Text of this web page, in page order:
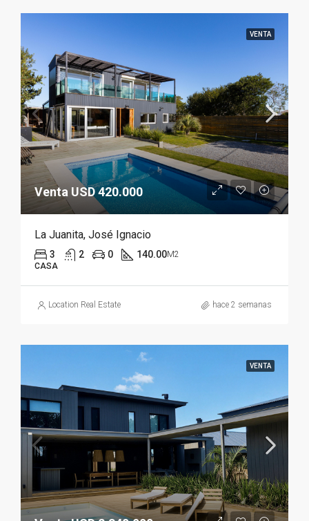
VENTA
Venta USD 420.000
La Juanita, José Ignacio
3 2 0 140.00M2
CASA
Location Real Estate hace 2 semanas
VENTA